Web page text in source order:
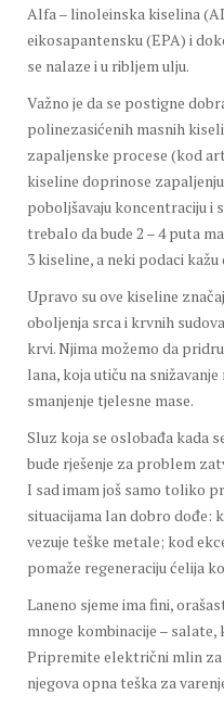
Alfa – linoleinska kiselina
eikosapantensku (EPA) i
se nalaze i u ribljem ulju.
Važno je da se postigne
polinezasićenih masnih
zapaljenske procese (kod
kiseline doprinose
poboljšavaju koncentraciju i
trebalo da bude 2 – 4 puta
3 kiseline, a neki podaci kažu
Upravo su ove kiseline
oboljenja srca i krvnih
krvi. Njima možemo da
lana, koja utiču na
smanjenje tjelesne mase.
Sluz koja se oslobađa kada
bude rješenje za problem
I sad imam još samo toliko
situacijama lan dobro dođe:
vezuje teške metale; kod
pomaže regeneraciju ćelija
Laneno sjeme ima fini,
mnoge kombinacije – salate,
Pripremite električni mlin za
njegova opna teška za